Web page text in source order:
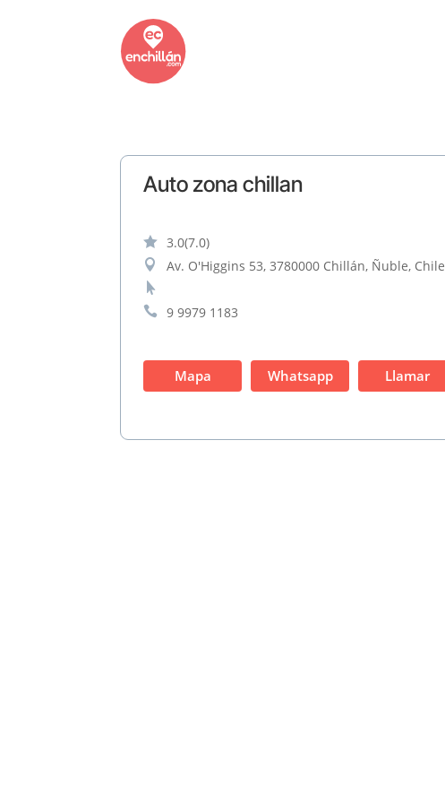
Auto zona chillan
 3.0(7.0)
 Av. O'Higgins 53, 3780000 Chillán, Ñuble, Chile


9 9979 1183
Mapa Whatsapp Llamar